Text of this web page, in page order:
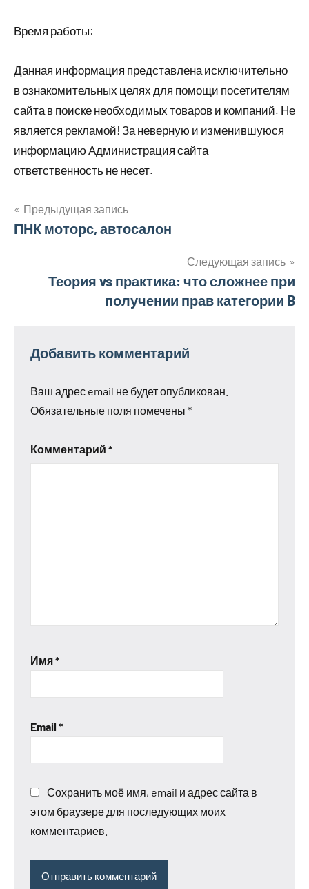
Время работы:
Данная информация представлена исключительно
в ознакомительных целях для помощи посетителям
сайта в поиске необходимых товаров и компаний. Не
является рекламой! За неверную и изменившуюся
информацию Администрация сайта
ответственность не несет.
Навигация
записям
Предыдущая запись
ПНК моторс, автосалон
Следующая запись
Теория vs практика: что сложнее при
получении прав категории B
Добавить комментарий
Ваш адрес email не будет опубликован.
Обязательные поля помечены *
Комментарий *
Имя*
Email *
Сохранить моё имя, email и адрес сайта в
этом браузере для последующих моих
комментариев.